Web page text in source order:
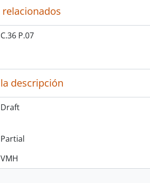
C.36 P.07
descripción
Draft
Partial
VMH